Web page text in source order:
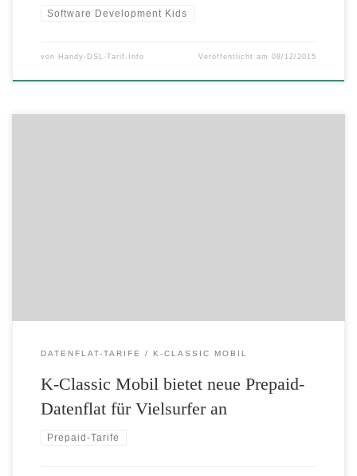
Software Development Kids
von Handy-DSL-Tarif.Info Veröffentlicht am08/12/2015
DATENFLAT-TARIFE K-CLASSIC MOBIL
K-Classic Mobil bietet neue Prepaid-
Datenflat für Vielsurfer an
Prepaid-Tarife